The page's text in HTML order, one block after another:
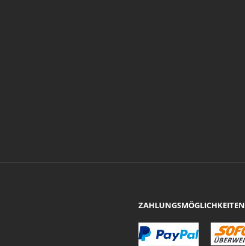
ZAHLUNGSMÖGLICHKEITEN